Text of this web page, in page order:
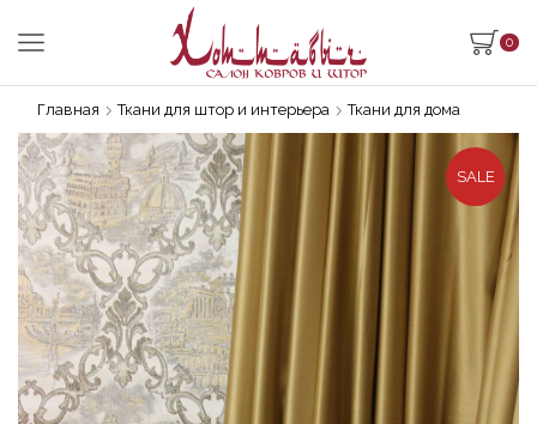
0
Главная Ткани для штор и интерьера Ткани для дома
SALE